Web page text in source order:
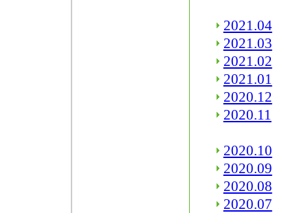
2021.04
2021.03
2021.02
2021.01
2020.12
2020.11
2020.10
2020.09
2020.08
2020.07